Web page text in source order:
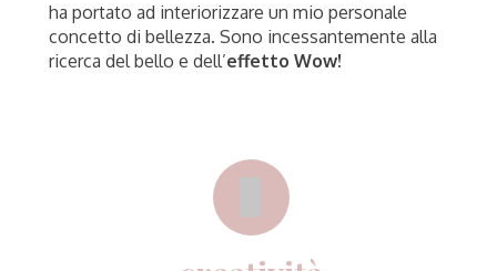
ha portato ad interiorizzare un mio personale
concetto di bellezza. Sono incessantemente alla
ricerca del bello e dell’effetto Wow!